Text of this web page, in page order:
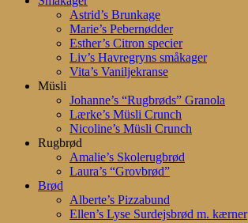
Astrid’s Brunkage
Marie’s Pebernødder
Esther’s Citron specier
Liv’s Havregryns småkager
Vita’s Vaniljekranse
Müsli
Johanne’s “Rugbrøds” Granola
Lærke’s Müsli Crunch
Nicoline’s Müsli Crunch
Rugbrød
Amalie’s Skolerugbrød
Laura’s “Grovbrød”
Brød
Alberte’s Pizzabund
Ellen’s Lyse Surdejsbrød m. kærner